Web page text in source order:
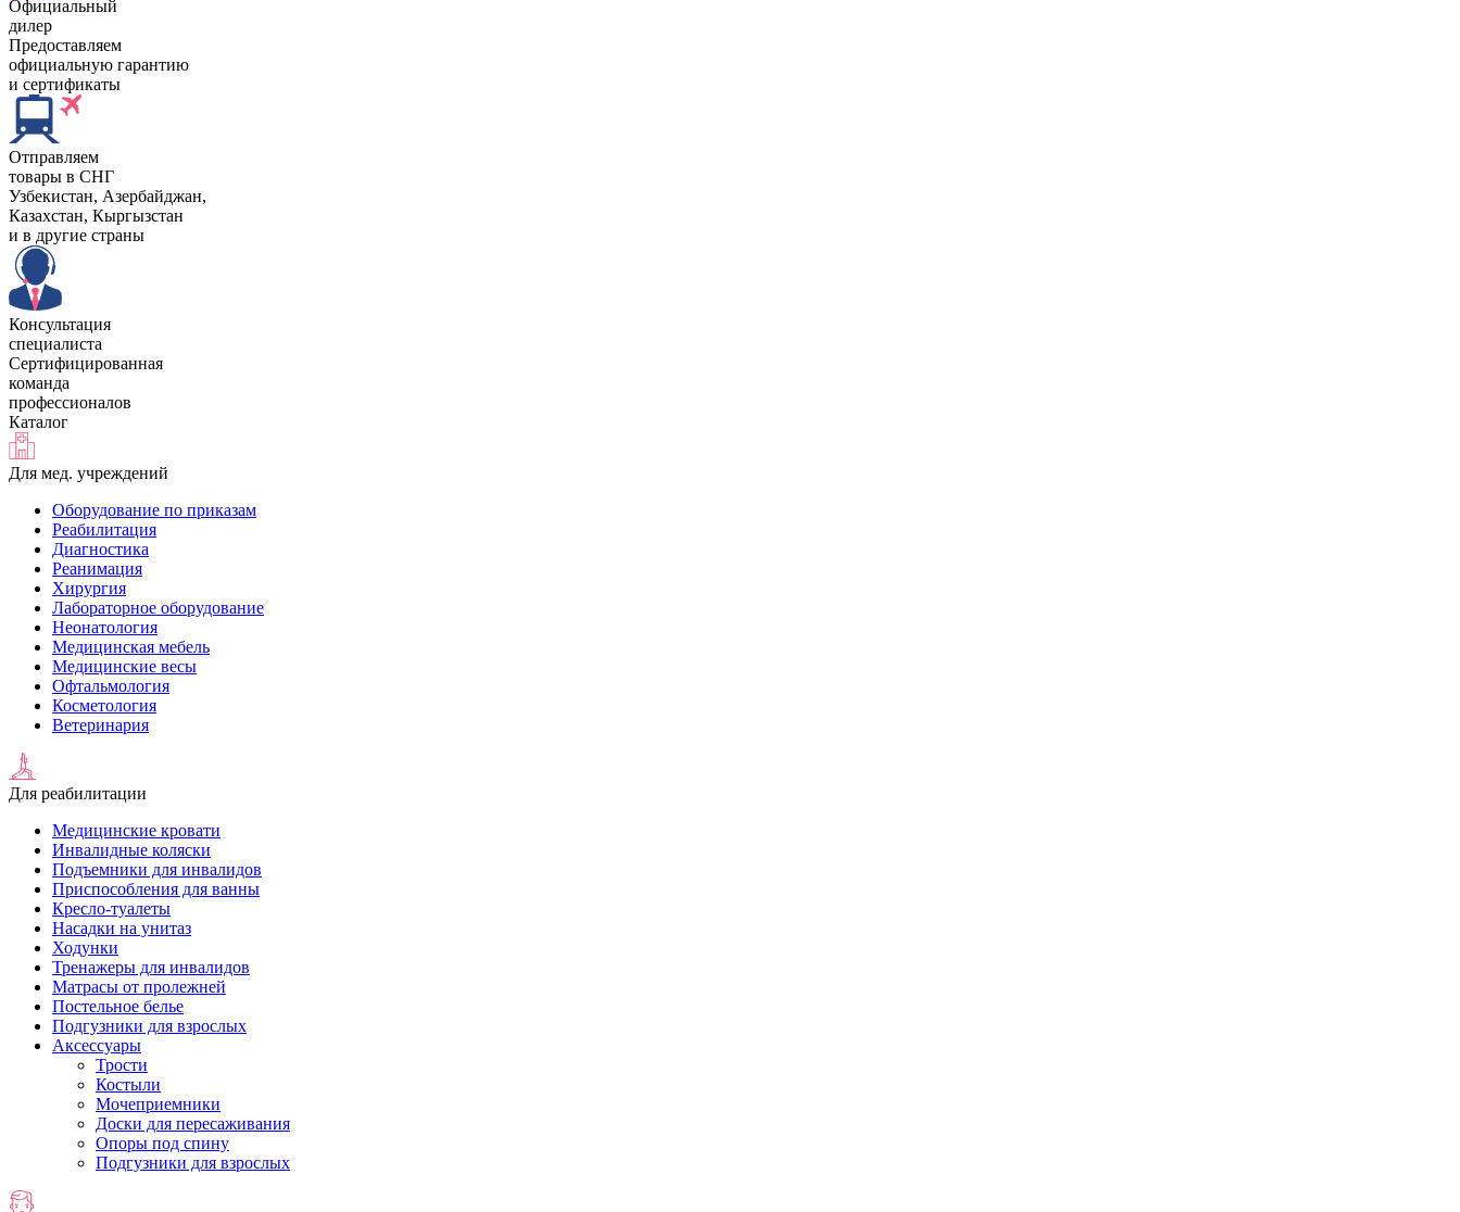
Официальный
дилер
Предоставляем
официальную гарантию
и сертификаты
Отправляем
товары в СНГ
Узбекистан, Aзербайджан,
Казахстан, Кыргызстан
и в другие страны
Консультация
специалиста
Сертифицированная
команда
профессионалов
Каталог
Для мед. учреждений
Оборудование по приказам
Реабилитация
Диагностика
Реанимация
Хирургия
Лабораторное оборудование
Неонатология
Медицинская мебель
Медицинские весы
Офтальмология
Косметология
Ветеринария
Для реабилитации
Медицинские кровати
Инвалидные коляски
Подъемники для инвалидов
Приспособления для ванны
Кресло-туалеты
Насадки на унитаз
Ходунки
Тренажеры для инвалидов
Матрасы от пролежней
Постельное белье
Подгузники для взрослых
Аксессуары
Трости
Костыли
Мочеприемники
Доски для пересаживания
Опоры под спину
Подгузники для взрослых